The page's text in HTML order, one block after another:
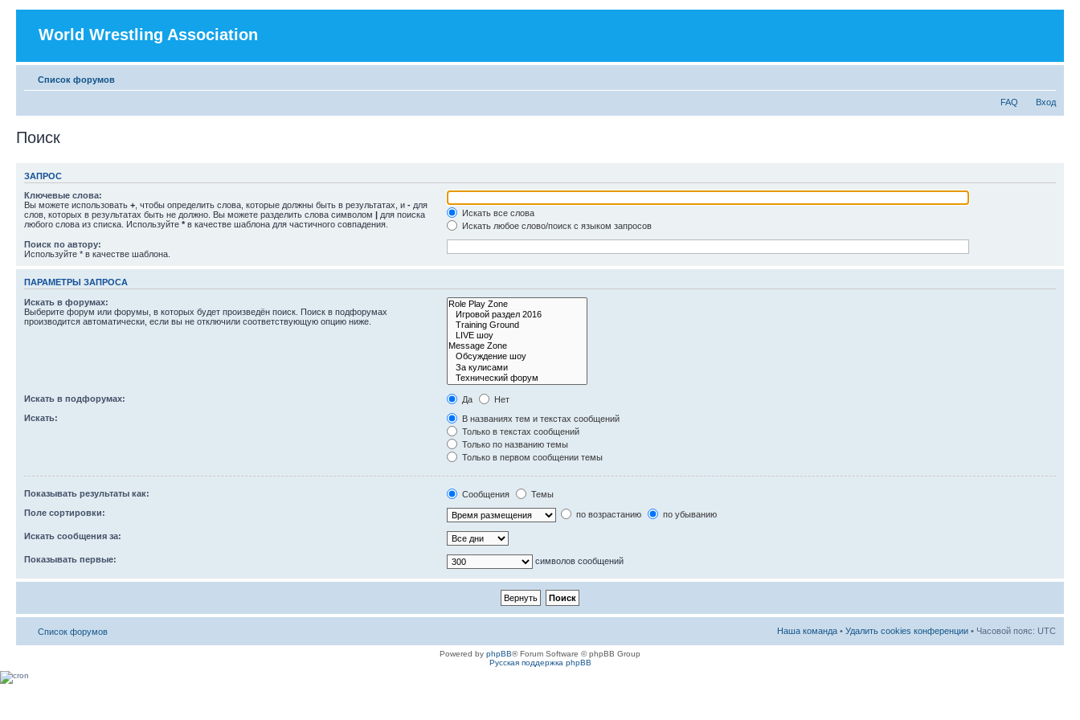
World Wrestling Association
Список форумов
FAQ Вход
Поиск
ЗАПРОС
Ключевые слова:
Вы можете использовать + , чтобы определить слова, которые должны быть в результатах, и - для
слов, которых в результатах быть не должно. Вы можете разделить слова символом | для поиска
любого слова из списка. Используйте * в качестве шаблона для частичного совпадения.
Искать все слова
Искать любое слово/поиск с языком запросов
Поиск по автору:
Используйте * в качестве шаблона.
ПАРАМЕТРЫ ЗАПРОСА
Искать в форумах:
Выберите форум или форумы, в которых будет произведён поиск. Поиск в подфорумах
производится автоматически, если вы не отключили соответствующую опцию ниже.
Искать в подфорумах: Да
Нет
Искать:
В названиях тем и текстах сообщений
Только в текстах сообщений
Только по названию темы
Только в первом сообщении темы
Показывать результаты как: Сообщения
Темы
Поле сортировки:
по возрастанию по убыванию
Искать сообщения за:
Показывать первые: символов сообщений
Список форумов Наша команда • Удалить cookies конференции • Часовой пояс: UTC
Powered by phpBB® Forum Software © phpBB Group
Русская поддержка phpBB